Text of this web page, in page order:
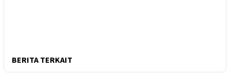
BERITA TERKAIT